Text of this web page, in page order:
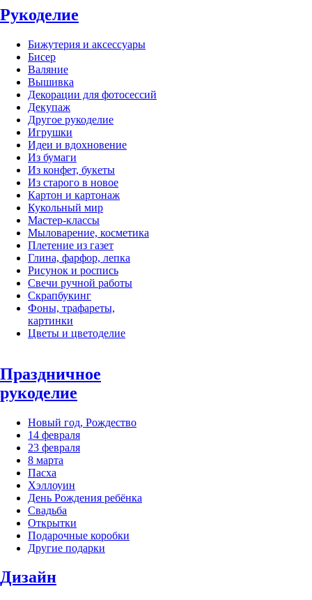
Рукоделие
Бижутерия и аксессуары
Бисер
Валяние
Вышивка
Декорации для фотосессий
Декупаж
Другое рукоделие
Игрушки
Идеи и вдохновение
Из бумаги
Из конфет, букеты
Из старого в новое
Картон и картонаж
Кукольный мир
Мастер-классы
Мыловарение, косметика
Плетение из газет
Глина, фарфор, лепка
Рисунок и роспись
Свечи ручной работы
Скрапбукинг
Фоны, трафареты,
картинки
Цветы и цветоделие
Праздничное
рукоделие
Новый год, Рождество
14 февраля
23 февраля
8 марта
Пасха
Хэллоуин
День Рождения ребёнка
Свадьба
Открытки
Подарочные коробки
Другие подарки
Дизайн